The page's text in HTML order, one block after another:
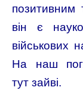
він є
військових
На наш
тут зайві.